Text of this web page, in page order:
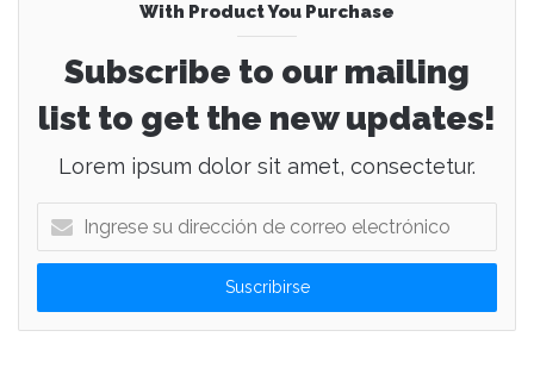
With Product You Purchase
Subscribe to our mailing
list to get the new updates!
Lorem ipsum dolor sit amet, consectetur.
g
e